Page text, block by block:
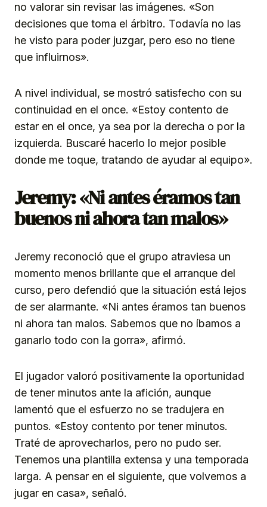
no valorar sin revisar las imágenes. «Son
decisiones que toma el árbitro. Todavía no las
he visto para poder juzgar, pero eso no tiene
que influirnos».
A nivel individual, se mostró satisfecho con su
continuidad en el once. «Estoy contento de
estar en el once, ya sea por la derecha o por la
izquierda. Buscaré hacerlo lo mejor posible
donde me toque, tratando de ayudar al equipo».
Jeremy: «Ni antes éramos tan
buenos ni ahora tan malos»
Jeremy reconoció que el grupo atraviesa un
momento menos brillante que el arranque del
curso, pero defendió que la situación está lejos
de ser alarmante. «Ni antes éramos tan buenos
ni ahora tan malos. Sabemos que no íbamos a
ganarlo todo con la gorra», afirmó.
El jugador valoró positivamente la oportunidad
de tener minutos ante la afición, aunque
lamentó que el esfuerzo no se tradujera en
puntos. «Estoy contento por tener minutos.
Traté de aprovecharlos, pero no pudo ser.
Tenemos una plantilla extensa y una temporada
larga. A pensar en el siguiente, que volvemos a
jugar en casa», señaló.